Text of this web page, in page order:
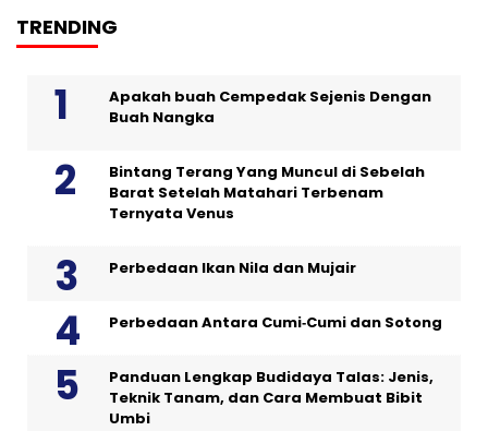
TRENDING
Apakah buah Cempedak Sejenis Dengan
Buah Nangka
Bintang Terang Yang Muncul di Sebelah
Barat Setelah Matahari Terbenam
Ternyata Venus
Perbedaan Ikan Nila dan Mujair
Perbedaan Antara Cumi‑Cumi dan Sotong
Panduan Lengkap Budidaya Talas: Jenis,
Teknik Tanam, dan Cara Membuat Bibit
Umbi